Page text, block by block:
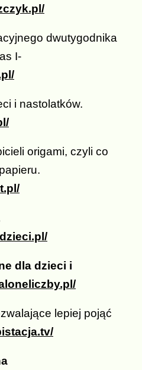
dwutygodnika
I-
i nastolatków.
origami, czyli co
dla dzieci i
lepiej pojąć
.tv/